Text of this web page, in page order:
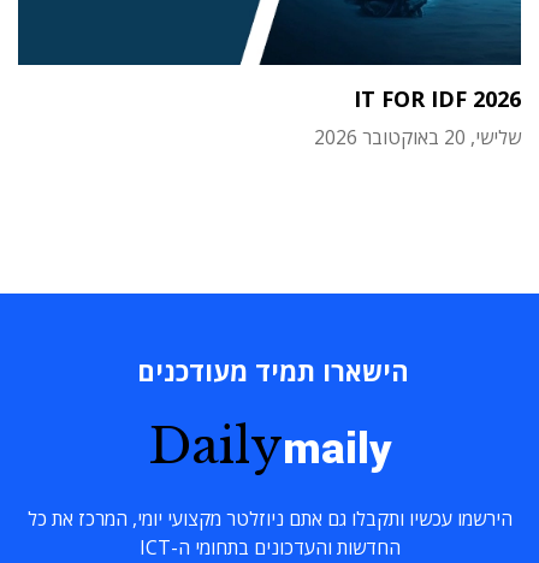
IT FOR IDF 2026
שלישי, 20 באוקטובר 2026
הישארו תמיד מעודכנים
Dailymaily
הירשמו עכשיו ותקבלו גם אתם ניוזלטר מקצועי יומי, המרכז את כל
החדשות והעדכונים בתחומי ה-ICT